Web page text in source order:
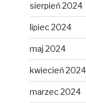
sierpień 2024
lipiec 2024
maj 2024
kwiecień 2024
marzec 2024